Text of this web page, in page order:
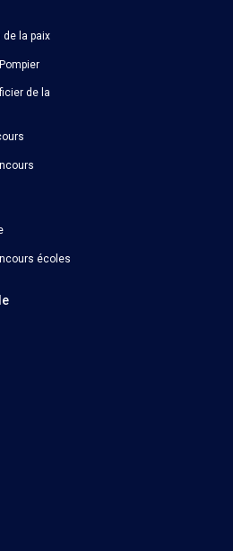
de la paix
de la
écoles